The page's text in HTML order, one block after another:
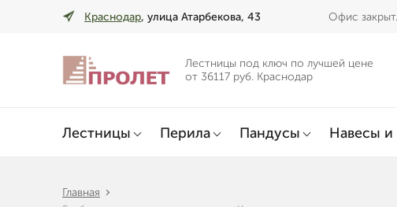
Краснодар, улица Атарбекова, 43 Офис
Лестницы под ключ по лучшей цене
от 36117 руб. Краснодар
Лестницы Перила Пандусы Навесы и
Главная